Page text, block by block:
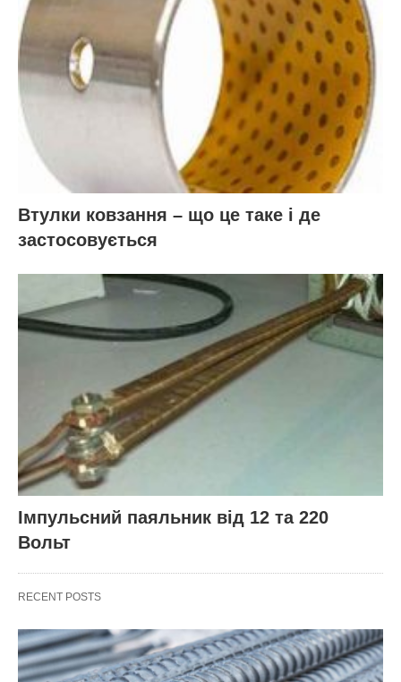
Втулки ковзання – що це таке і де
застосовується
Імпульсний паяльник від 12 та 220
Вольт
RECENT POSTS